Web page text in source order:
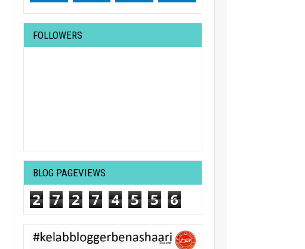
FOLLOWERS
BLOG PAGEVIEWS
2 7 2 7 4 5 5 6